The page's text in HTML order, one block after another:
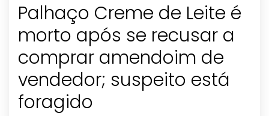
Palhaço Creme de Leite é
morto após se recusar a
comprar amendoim de
vendedor; suspeito está
foragido